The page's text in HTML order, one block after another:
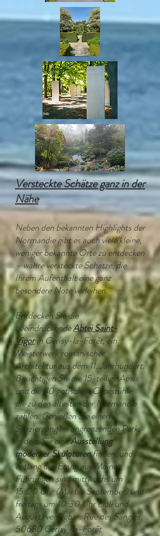
Versteckte Schätze ganz in der
Nähe
Neben den bekannten Highlights der
Normandie gibt es auch viele kleine,
weniger bekannte Orte zu entdecken
– wahre versteckte Schätze, die
Ihrem Aufenthalt eine ganz
besondere Note verleihen.
Entdecken Sie die
beeindruckendeAbtei Saint-
Vigorin Cerisy-la-Forêt, ein
Meisterwerk romanischer
Architektur aus dem 11. Jahrhundert.
Besichtigen Sie die 15-teilige Apsis
und die 40 gotischen Chorstühle,
die zu den ältesten der Normandie
zählen. Genießen Sie einen
Spaziergang im angrenzenden Park,
in dem Sie eineAusstellung
moderner Skulpturenfinden, und
entlang des Étang aux Moines.
Führungen sind mittwochs um
15:00 Uhr (Mai bis September) und
freitags um 10:30 Uhr (Juli und
August) verfügbar. Rue des Sangles,
50680 Cerisy-la-Forêt